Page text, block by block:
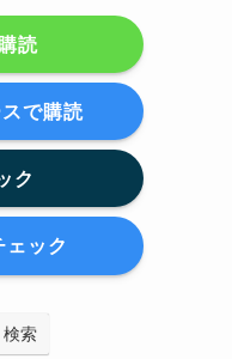
読
で購読
ク
ック
検索